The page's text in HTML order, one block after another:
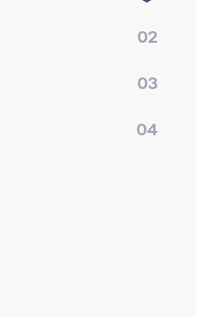
02
03
04